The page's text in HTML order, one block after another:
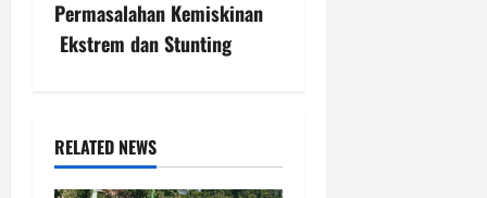
v
i
a
Permasalahan Kemiskinan
Ekstrem dan Stunting
RELATED NEWS